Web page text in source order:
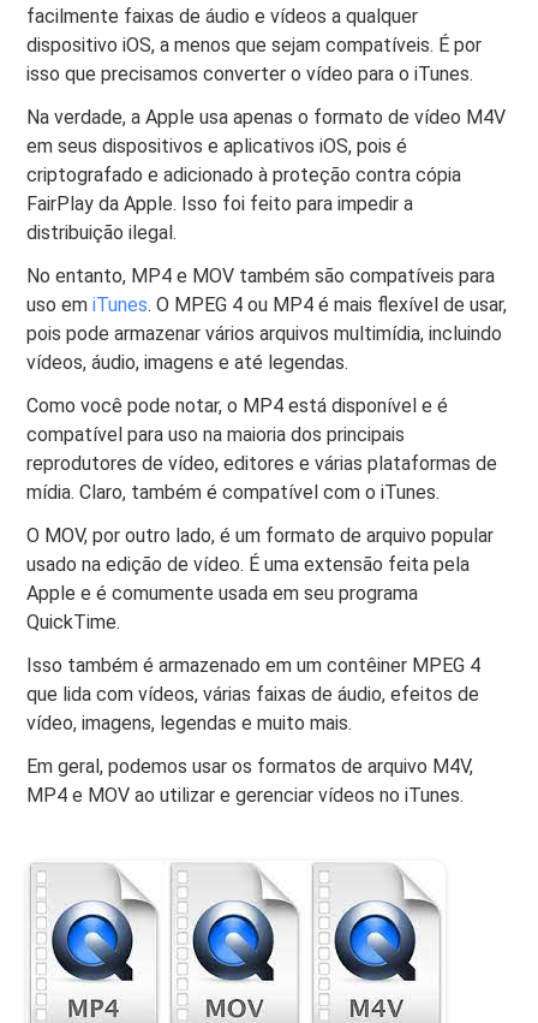
facilmente faixas de áudio e vídeos a qualquer
dispositivo iOS, a menos que sejam compatíveis. É por
isso que precisamos converter o vídeo para o iTunes.
Na verdade, a Apple usa apenas o formato de vídeo M4V
em seus dispositivos e aplicativos iOS, pois é
criptografado e adicionado à proteção contra cópia
FairPlay da Apple. Isso foi feito para impedir a
distribuição ilegal.
No entanto, MP4 e MOV também são compatíveis para
uso emiTunes. O MPEG 4 ou MP4 é mais flexível de usar,
pois pode armazenar vários arquivos multimídia, incluindo
vídeos, áudio, imagens e até legendas.
Como você pode notar, o MP4 está disponível e é
compatível para uso na maioria dos principais
reprodutores de vídeo, editores e várias plataformas de
mídia. Claro, também é compatível com o iTunes.
O MOV, por outro lado, é um formato de arquivo popular
usado na edição de vídeo. É uma extensão feita pela
Apple e é comumente usada em seu programa
QuickTime.
Isso também é armazenado em um contêiner MPEG 4
que lida com vídeos, várias faixas de áudio, efeitos de
vídeo, imagens, legendas e muito mais.
Em geral, podemos usar os formatos de arquivo M4V,
MP4 e MOV ao utilizar e gerenciar vídeos no iTunes.